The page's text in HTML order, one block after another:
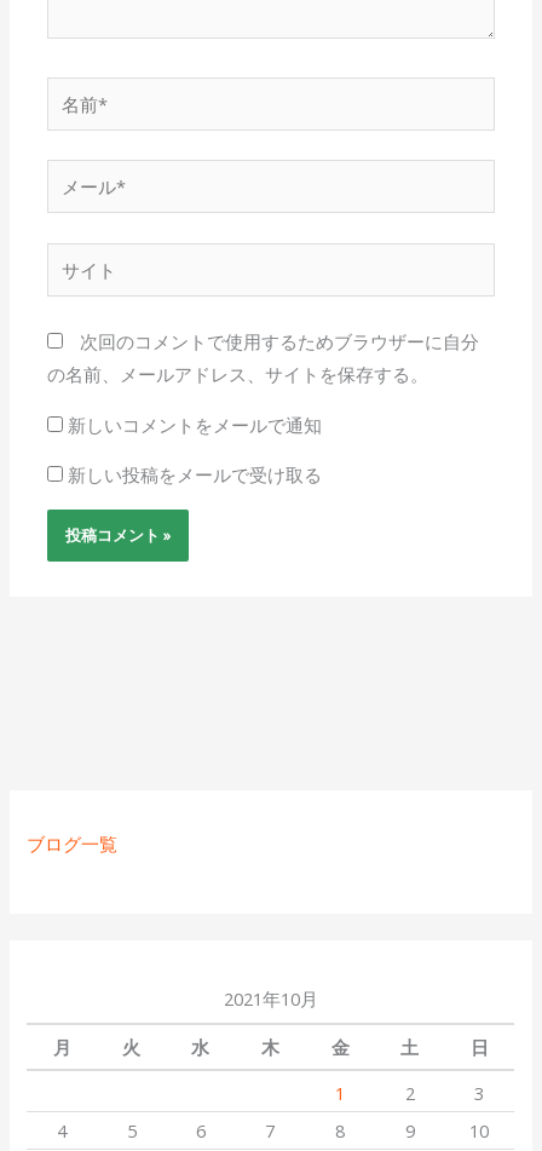
前
*
ー
ル
イ
次回のコメントで使用するためブラウザーに自分
の名前、メールアドレス、サイトを保存する。
新しいコメントをメールで通知
新しい投稿をメールで受け取る
ブログ一覧
2021年10月
月
火 水 木 金 土
日
1
2
3
4
5 6 7 8 9
10